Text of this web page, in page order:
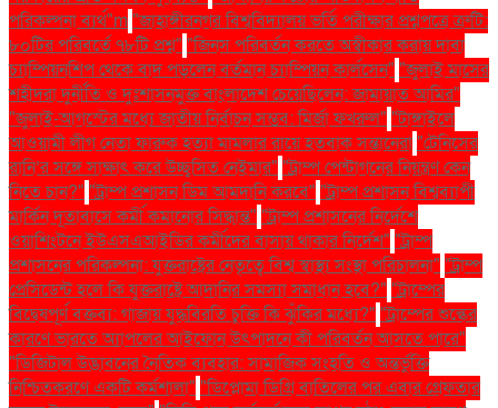
পরিকল্পনা ব্যর্থ"m"জাহাঙ্গীরনগর বিশ্ববিদ্যালয় ভর্তি পরীক্ষার প্রশ্নপত্রে ত্রুটি:
৮০টির পরিবর্তে ৭৮টি প্রশ্ন" "জিনস পরিবর্তন করতে অস্বীকার করায় দাবা
চ্যাম্পিয়নশিপ থেকে বাদ পড়লেন বর্তমান চ্যাম্পিয়ন কার্লসেন" "জুলাই মাসের
শহীদরা দুর্নীতি ও দুঃশাসনমুক্ত বাংলাদেশ চেয়েছিলেন: জামায়াত আমির"
"জুলাই-আগস্টের মধ্যে জাতীয় নির্বাচন সম্ভব: মির্জা ফখরুল" "টাঙ্গাইলে
আওয়ামী লীগ নেতা ফারুক হত্যা মামলার রায়ে হতবাক সন্তানেরা"টেনিসের
রানি’র সঙ্গে সাক্ষাৎ করে উচ্ছ্বসিত নেইমার" "ট্রাম্প পেন্টাগনের নিয়ন্ত্রণ কেন
নিতে চান?" "ট্রাম্প প্রশাসন ডিম আমদানি করবে" "ট্রাম্প প্রশাসন বিশ্বব্যাপী
মার্কিন দূতাবাসে কর্মী কমানোর সিদ্ধান্ত" "ট্রাম্প প্রশাসনের নির্দেশে
ওয়াশিংটনে ইউএসএআইডির কর্মীদের বাসায় থাকার নির্দেশ" "ট্রাম্প
প্রশাসনের পরিকল্পনা: যুক্তরাষ্ট্রের নেতৃত্বে বিশ্ব স্বাস্থ্য সংস্থা পরিচালনা" "ট্রাম্প
প্রেসিডেন্ট হলে কি যুক্তরাষ্ট্রে আদানির সমস্যা সমাধান হবে?" "ট্রাম্পের
বিদ্বেষপূর্ণ বক্তব্য: গাজায় যুদ্ধবিরতি চুক্তি কি ঝুঁকির মধ্যে?" "ট্রাম্পের শুল্কের
কারণে ভারতে অ্যাপলের আইফোন উৎপাদনে কী পরিবর্তন আসতে পারে"
"ডিজিটাল উদ্ভাবনের নৈতিক ব্যবহার: সামাজিক সংহতি ও অন্তর্ভুক্তি
নিশ্চিতকরণে একটি কর্মশালা" "ডিপ্লোমা ডিগ্রি বাতিলের পর এবার গ্রেফতার